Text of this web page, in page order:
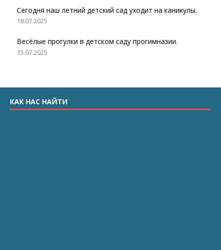
Сегодня наш летний детский сад уходит на каникулы.
18.07.2025
Весёлые прогулки в детском саду прогимназии.
15.07.2025
КАК НАС НАЙТИ